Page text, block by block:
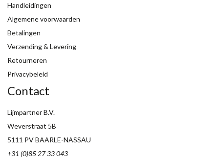
Handleidingen
Algemene voorwaarden
Betalingen
Verzending & Levering
Retourneren
Privacybeleid
Contact
Lijmpartner B.V.
Weverstraat 5B
5111 PV BAARLE-NASSAU
+31 (0)85 27 33 043